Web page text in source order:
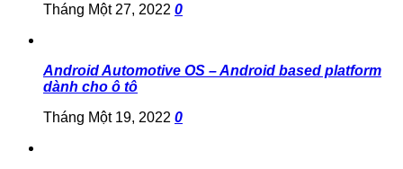
Tháng Một 27, 2022 0
Android Automotive OS – Android based platform
dành cho ô tô
Tháng Một 19, 2022 0